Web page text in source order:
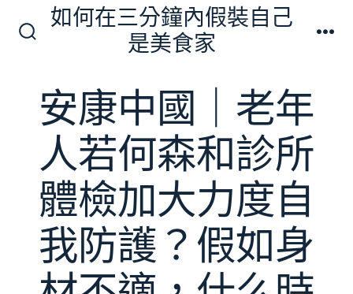
換
開
關
如何在三分鐘內假裝自己
是美食家
安康中國｜老年
人若何森和診所
體檢加大力度自
我防護？假如身